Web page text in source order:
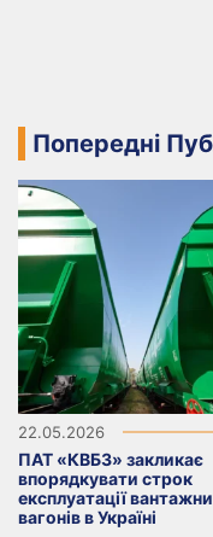
Попередні
22.05.2026
ПАТ «КВБЗ» закликає
впорядкувати строк
експлуатації
вагонів в Україні